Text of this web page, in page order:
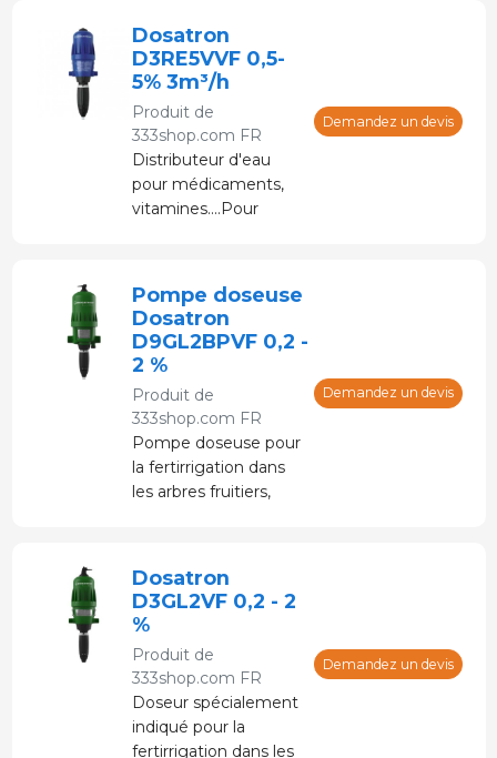
sans électricité.
Dosatron
D3RE5VVF 0,5-
5% 3m³/h
Produit de
333shop.com FR
Distributeur d'eau
pour médicaments,
vitamines....Pour
d’eau, qui l’active pour
aspirer le
pourcentage requis
directement du
réservoir et l’injecter
dans l’eau.
Demandez un devis
Pompe doseuse
Dosatron
D9GL2BPVF 0,2 -
2 %
Produit de
333shop.com FR
Pompe doseuse pour
la fertirrigation dans
les arbres fruitiers,
électricité.
Demandez un devis
Dosatron
D3GL2VF 0,2 - 2
%
Produit de
333shop.com FR
Doseur spécialement
indiqué pour la
fertirrigation dans les
Demandez un devis